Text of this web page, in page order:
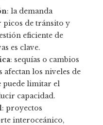
: la demanda
picos de tránsito y
eficiente de
es clave.
: sequías o cambios
afectan los niveles de
puede limitar el
capacidad.
: proyectos
interoceánico,